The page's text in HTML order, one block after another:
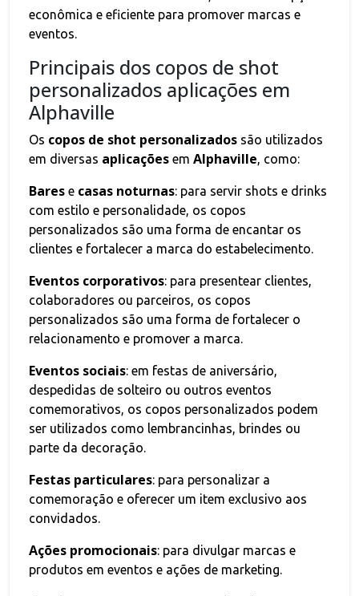
econômica e eficiente para promover marcas e
eventos.
Principais dos copos de shot
personalizados aplicações em
Alphaville
Os copos de shot personalizados são utilizados
em diversas aplicações em Alphaville, como:
Bares e casas noturnas: para servir shots e drinks
com estilo e personalidade, os copos
personalizados são uma forma de encantar os
clientes e fortalecer a marca do estabelecimento.
Eventos corporativos: para presentear clientes,
colaboradores ou parceiros, os copos
personalizados são uma forma de fortalecer o
relacionamento e promover a marca.
Eventos sociais: em festas de aniversário,
despedidas de solteiro ou outros eventos
comemorativos, os copos personalizados podem
ser utilizados como lembrancinhas, brindes ou
parte da decoração.
Festas particulares: para personalizar a
comemoração e oferecer um item exclusivo aos
convidados.
Ações promocionais: para divulgar marcas e
produtos em eventos e ações de marketing.